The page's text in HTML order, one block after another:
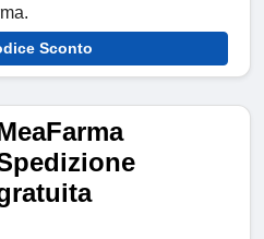
Sconto